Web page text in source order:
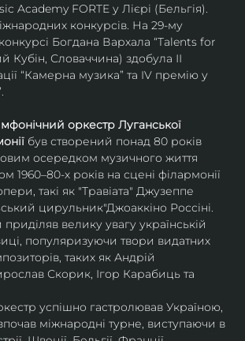
Academy FORTE у Лієрі (Бельгія).
конкурсів. На 29-му
Богдана Вархала “Talents for
Кубін, Словаччина) здобула ІІ
“Камерна музика” та IV премію у
оркестр Луганської
був створений понад 80 років
осередком музичного життя
1960–80-х років на сцені філармонії
такі як "Травіата" Джузеппе
цирульник"Джоаккіно Россіні.
велику увагу українській
популяризуючи твори видатних
таких як Андрій
Скорик, Ігор Карабиць та
успішно гастролював Україною,
міжнародні турне, виступаючи в